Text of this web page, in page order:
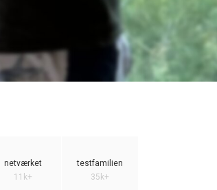
netværket
11k+
testfamilien
35k+